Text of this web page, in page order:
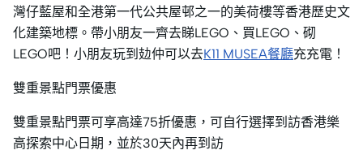
灣仔藍屋和全港第一代公共屋邨之一的美荷樓等香港歷史文
化建築地標。帶小朋友一齊去睇LEGO、買LEGO、砌
LEGO吧！小朋友玩到攰仲可以去K11 MUSEA餐廳充充電！
雙重景點門票優惠
雙重景點門票可享高達75折優惠，可自行選擇到訪香港樂
高探索中心日期，並於30天內再到訪